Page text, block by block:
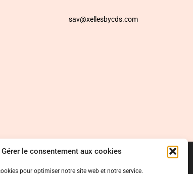
Gérer le consentement aux cookies
pour optimiser notre site web et notre service.
sav@xellesbycds.com